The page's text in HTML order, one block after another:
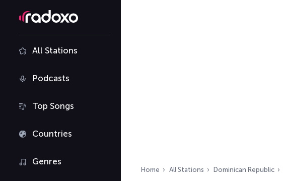
All Stations
Podcasts
Top Songs
Countries
Genres
Home All Stations Dominican Republic